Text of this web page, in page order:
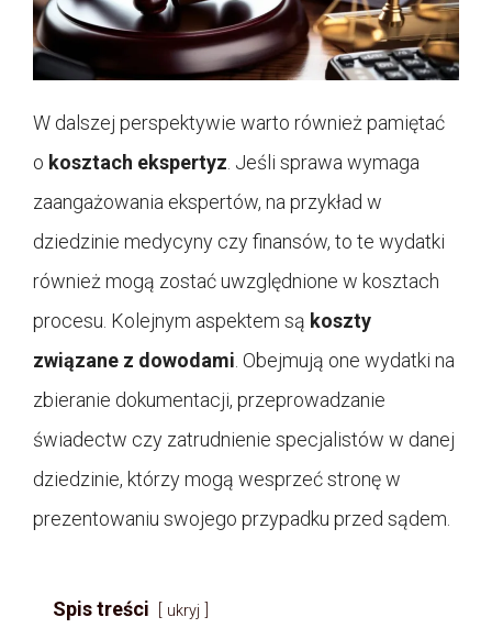
W dalszej perspektywie warto również pamiętać
o kosztach ekspertyz. Jeśli sprawa wymaga
zaangażowania ekspertów, na przykład w
dziedzinie medycyny czy finansów, to te wydatki
również mogą zostać uwzględnione w kosztach
procesu. Kolejnym aspektem są koszty
związane z dowodami. Obejmują one wydatki na
zbieranie dokumentacji, przeprowadzanie
świadectw czy zatrudnienie specjalistów w danej
dziedzinie, którzy mogą wesprzeć stronę w
prezentowaniu swojego przypadku przed sądem.
Spis treści ukryj